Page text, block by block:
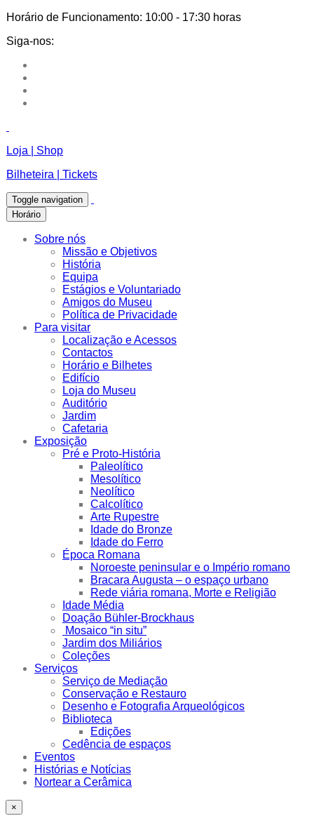
Horário de Funcionamento: 10:00 - 17:30 horas
Siga-nos:
Loja | Shop
Bilheteira | Tickets
Toggle navigation
Horário
Sobre nós
Missão e Objetivos
História
Equipa
Estágios e Voluntariado
Amigos do Museu
Política de Privacidade
Para visitar
Localização e Acessos
Contactos
Horário e Bilhetes
Edifício
Loja do Museu
Auditório
Jardim
Cafetaria
Exposição
Pré e Proto-História
Paleolítico
Mesolítico
Neolítico
Calcolítico
Arte Rupestre
Idade do Bronze
Idade do Ferro
Época Romana
Noroeste peninsular e o Império romano
Bracara Augusta – o espaço urbano
Rede viária romana, Morte e Religião
Idade Média
Doação Bühler-Brockhaus
Mosaico “in situ”
Jardim dos Miliários
Coleções
Serviços
Serviço de Mediação
Conservação e Restauro
Desenho e Fotografia Arqueológicos
Biblioteca
Edições
Cedência de espaços
Eventos
Histórias e Notícias
Nortear a Cerâmica
×